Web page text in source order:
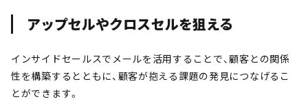
アップセルやクロスセルを狙える
インサイドセールスでメールを活用することで、顧客との関係
性を構築するとともに、顧客が抱える課題の発見につなげるこ
とができます。